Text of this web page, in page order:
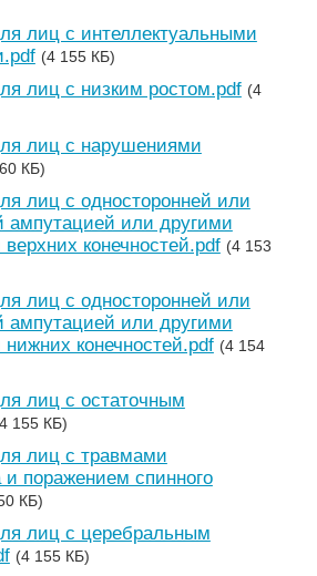
лиц с интеллектуальными
(4 155 КБ)
лиц с низким ростом.pdf (4
лиц с нарушениями
КБ)
лиц с односторонней или
ампутацией или другими
конечностей.pdf (4 153
лиц с односторонней или
ампутацией или другими
конечностей.pdf (4 154
лиц с остаточным
155 КБ)
лиц с травмами
и поражением спинного
КБ)
лиц с церебральным
(4 155 КБ)